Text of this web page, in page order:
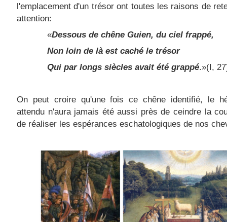
l'emplacement d'un trésor ont toutes les raisons de
attention:
«Dessous de chêne Guien, du ciel frappé,
Non loin de là est caché le trésor
Qui par longs siècles avait été grappé.»(I,
On peut croire qu'une fois ce chêne identifié, le
attendu n'aura jamais été aussi près de ceindre la
de réaliser les espérances eschatologiques de nos